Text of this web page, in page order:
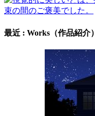
最近 : Works（作品紹介）